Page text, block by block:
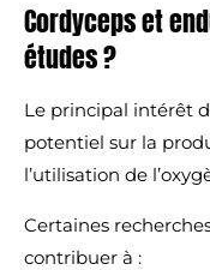
Cordyceps et
études ?
Le principal intérêt
potentiel sur la
l’utilisation de
Certaines
contribuer à :